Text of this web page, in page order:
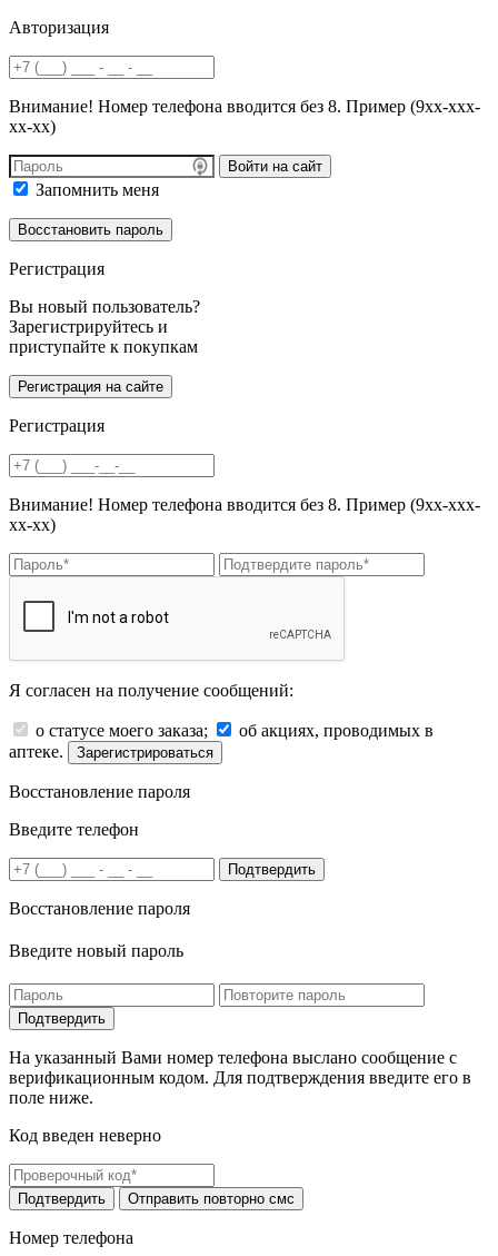
Авторизация
Внимание! Номер телефона вводится без 8. Пример (9хх-ххх-
хх-хх)
Войти на сайт
Запомнить меня
Регистрация
Вы новый пользователь?
Зарегистрируйтесь и
приступайте к покупкам
Регистрация
Внимание! Номер телефона вводится без 8. Пример (9хх-ххх-
хх-хх)
Я согласен на получение сообщений:
о статусе моего заказа;
об акциях, проводимых в
аптеке.
Зарегистрироваться
Восстановление пароля
Введите телефон
Подтвердить
Восстановление пароля
Введите новый пароль
На указанный Вами номер телефона выслано сообщение с
верификационным кодом. Для подтверждения введите его в
поле ниже.
Код введен неверно
Номер телефона